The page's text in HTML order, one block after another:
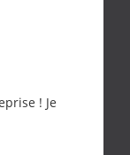
! Je